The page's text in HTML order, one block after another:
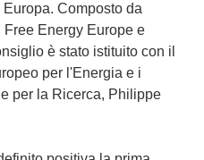
Composto da
Energy Europe e
è stato istituito con il
per l'Energia e i
per la Ricerca, Philippe